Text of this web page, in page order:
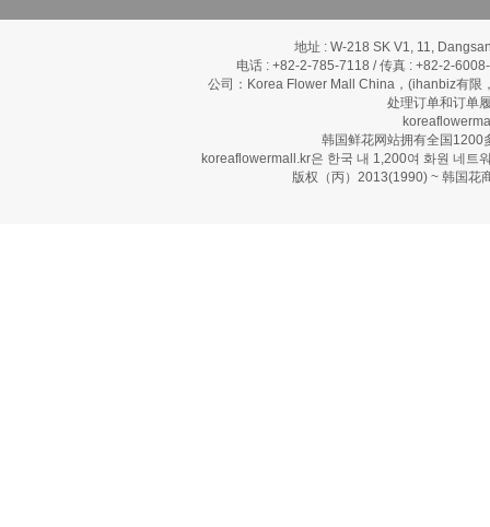
地址 : W-218 SK V1, 11,
电话 : +82-2-785-7118 / 传真 : +82-2-
公司：Korea Flower Mall China，(ihanbiz有限
处理订单和订单
韩国鲜花网站拥有全国1200
koreaflowermall.kr은 한국 내 1,200여 화원 네트
版权（丙）2013(1990) ~ 韩国花